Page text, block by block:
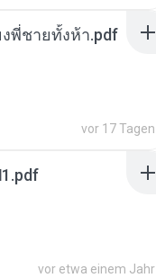
พี่ชายทั้งห้า.pdf
vor 17 Tagen
vor etwa einem Jahr